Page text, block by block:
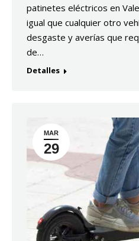
patinetes eléctricos en
igual que cualquier otro
desgaste y averías que
de…
Detalles
MAR
29